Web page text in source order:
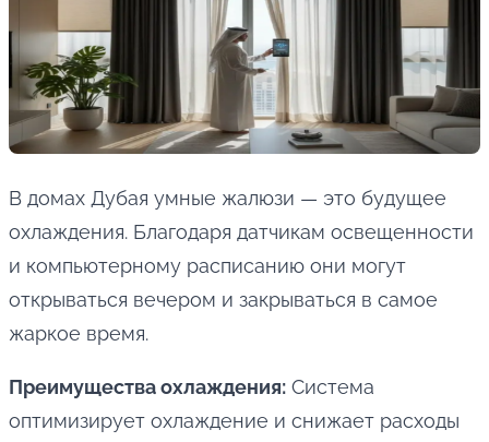
В домах Дубая умные жалюзи — это будущее
охлаждения. Благодаря датчикам освещенности
и компьютерному расписанию они могут
открываться вечером и закрываться в самое
жаркое время.
Преимущества охлаждения: Система
оптимизирует охлаждение и снижает расходы